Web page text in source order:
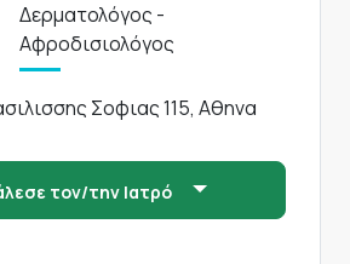
Δερματολόγος -
Αφροδισιολόγος
Σοφιας 115, Αθηνα
τον/την Ιατρό